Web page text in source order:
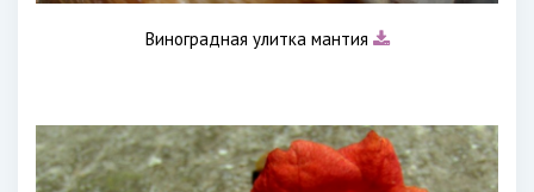
Виноградная улитка мантия